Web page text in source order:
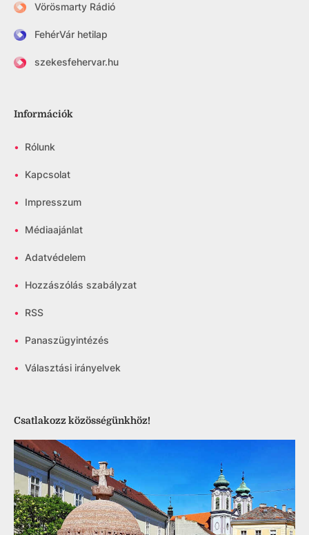
Vörösmarty Rádió
FehérVár hetilap
szekesfehervar.hu
Információk
• Rólunk
• Kapcsolat
• Impresszum
• Médiaajánlat
• Adatvédelem
• Hozzászólás szabályzat
• RSS
• Panaszügyintézés
• Választási irányelvek
Csatlakozz közösségünkhöz!